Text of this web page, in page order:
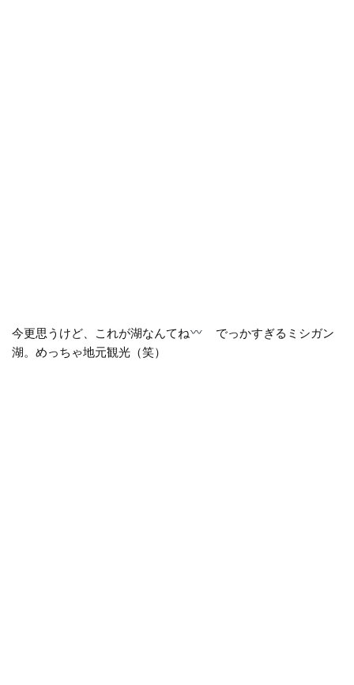
今更思うけど、これが湖なんてね
でっかすぎるミシガン
湖。めっちゃ地元観光（笑）